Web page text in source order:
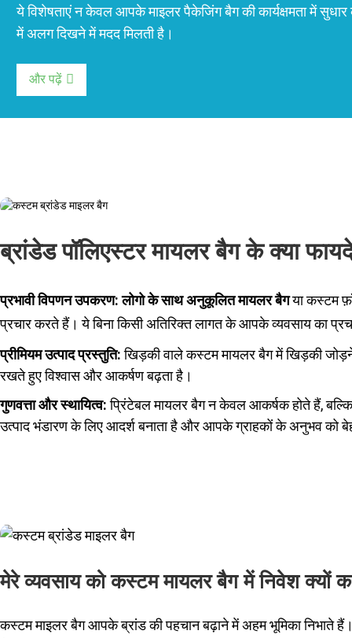
ये विशेषताएं न केवल आपके माइलर पैकेजिंग बैग की कार्यक्षमता में
में अलग दिखने में मदद मिलती है।
और पढ़ें
ब्रांडेड पॉलिएस्टर मायलर बैग के क्या
प्रभावी विपणन उपकरण: लोगो के साथ अनुकूलित मायलर बैगया कस्टम
प्रचार करते हैं। ये बिना किसी अतिरिक्त लागत के आपके व्यवसाय का
प्रीमियम उत्पाद प्रस्तुति:खिड़की वाले कस्टम मायलर बैग में खिड़की
रखते हुए विश्वास और आकर्षण बढ़ता है।
गुणवत्ता और स्थायित्व:प्रिंटेबल मायलर बैग न केवल आकर्षक होते हैं,
उत्पाद भंडारण के लिए आदर्श बनाता है और आपके ग्राहकों के अनुभव को
मेरे व्यवसाय को कस्टम मायलर बैग में निवेश क्यों
कस्टम माइलर बैग आपके ब्रांड की पहचान बढ़ाने में अहम भूमिका निभाते